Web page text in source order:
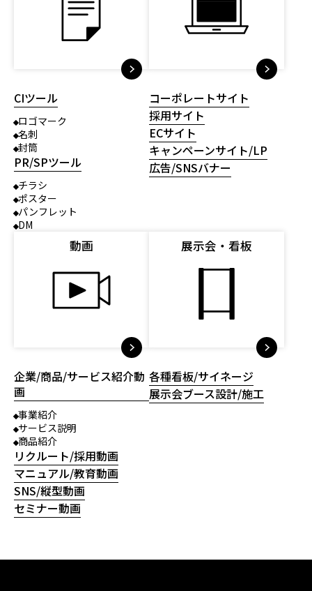
CIツール
ロゴマーク
名刺
封筒
PR/SPツール
チラシ
ポスター
パンフレット
DM
コーポレートサイト
採用サイト
ECサイト
キャンペーンサイト/LP
広告/SNSバナー
動画
企業/商品/サービス紹介動
画
事業紹介
サービス説明
商品紹介
リクルート/採用動画
マニュアル/教育動画
SNS/縦型動画
セミナー動画
展示会・看板
各種看板/サイネージ
展示会ブース設計/施工